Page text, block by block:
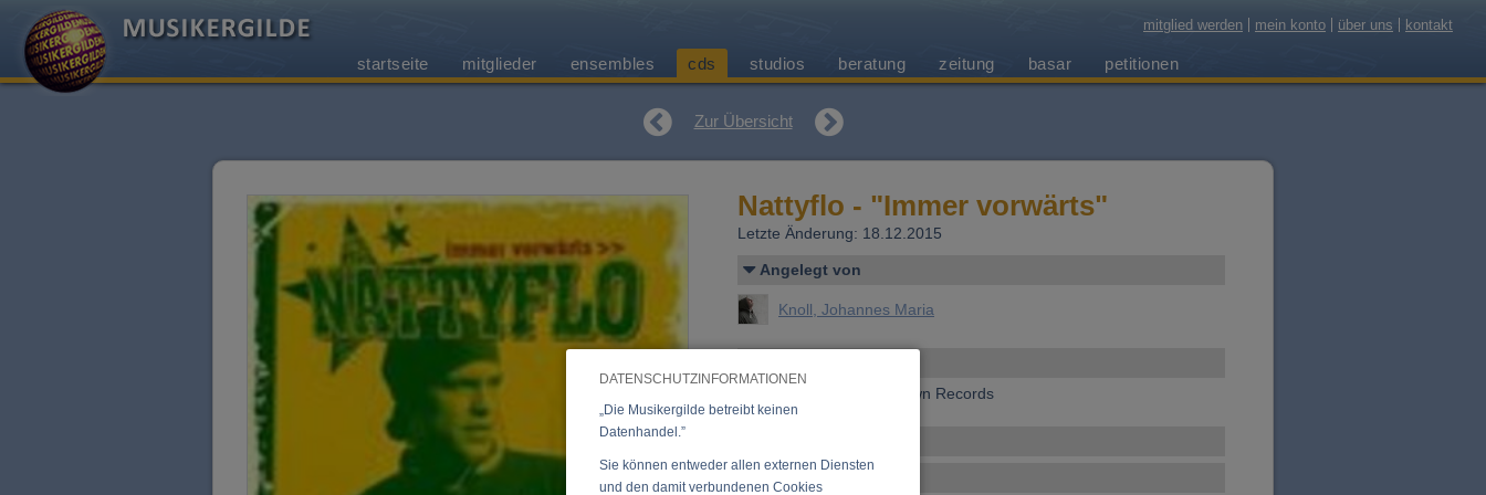
DATENSCHUTZINFORMATIONEN
„Die Musikergilde betreibt keinen
Datenhandel.”
Sie können entweder allen externen Diensten
und den damit verbundenen Cookies
mitglied werden mein konto über uns kontakt
startseite mitglieder ensembles cds studios beratung zeitung basar petitionen
Zur Übersicht
Nattyflo - "Immer vorwärts"
Letzte Änderung: 18.12.2015
Angelegt von
Knoll, Johannes Maria
Rootdown Records